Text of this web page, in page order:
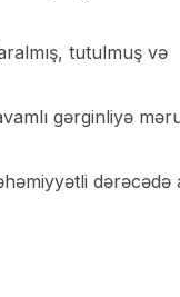
tutulmuş və
gərginliyə
dərəcədə